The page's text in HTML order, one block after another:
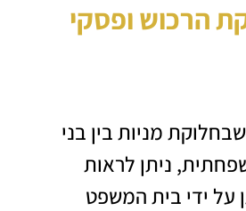
הרכוש ופסקי
מניות בין בני
ניתן לראות
על ידי בית המשפט